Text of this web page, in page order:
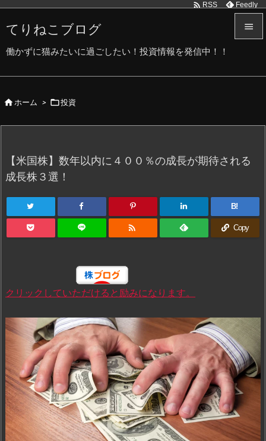
てりねこブログ
働かずに猫みたいに過ごしたい！投資情報を発信中！！

前へ
次へ
 RSS Feedly
ホーム > 投資
【米国株】数年以内に４００％の成長が期待される
成長株３選！
B!
 Copy
クリックしていただけると励みになります。